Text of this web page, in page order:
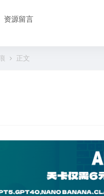
资源留言
正文